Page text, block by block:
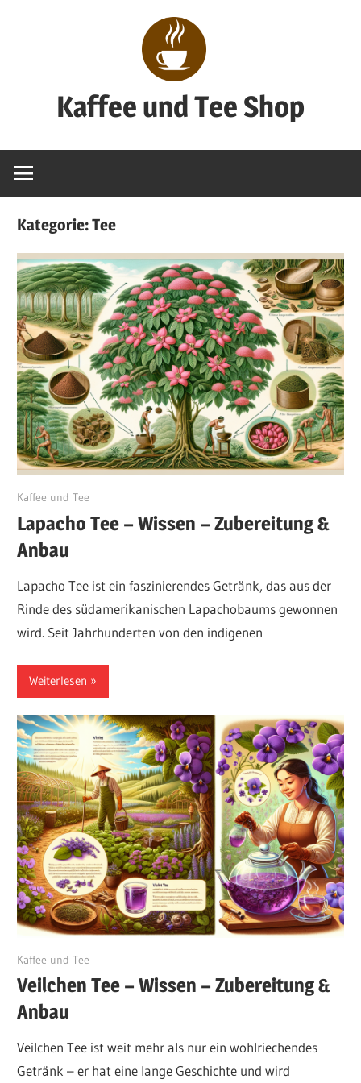
Kaffee und Tee Shop
pur
Kategorie:Tee
August 22, 2024
Kaffee und Tee
Lapacho Tee – Wissen – Zubereitung &
Anbau
Lapacho Tee ist ein faszinierendes Getränk, das aus der
Rinde des südamerikanischen Lapachobaums gewonnen
wird. Seit Jahrhunderten von den indigenen
Weiterlesen
August 22, 2024
Kaffee und Tee
Veilchen Tee – Wissen – Zubereitung &
Anbau
Veilchen Tee ist weit mehr als nur ein wohlriechendes
Getränk – er hat eine lange Geschichte und wird